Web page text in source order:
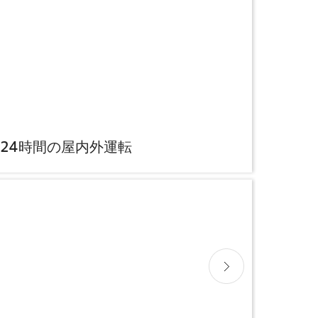
24時間の屋内外運転